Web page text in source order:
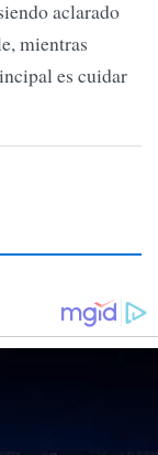
aclarado
mientras
es cuidar